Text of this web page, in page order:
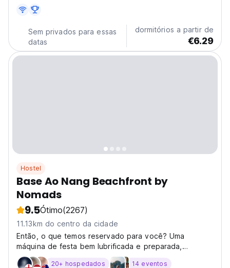
Sem privados para essas
datas
dormitórios a partir de
€6.29
Hostel
Base Ao Nang Beachfront by
Nomads
9.5Ótimo(2267)
11.13km do centro da cidade
Então, o que temos reservado para você? Uma
máquina de festa bem lubrificada e preparada,
localizada diretamente na praia de Ao Nang.
20+ hospedados 14 eventos